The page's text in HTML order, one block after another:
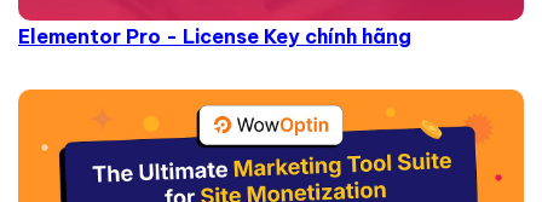
Elementor Pro - License Key chính hãng